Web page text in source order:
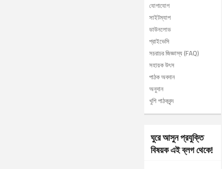
যোগাযোগ
সাইটম্যাপ
ডাউনলোড
প্রাইভেসি
সচরাচর জিজ্ঞাস্য (FAQ)
সহায়ক উৎস
পাঠক অবদান
অনুদান
খুশি পাঠকবৃন্দ
ঘুরে আসুন প্রযুক্তি
বিষয়ক এই ব্লগ থেকে!